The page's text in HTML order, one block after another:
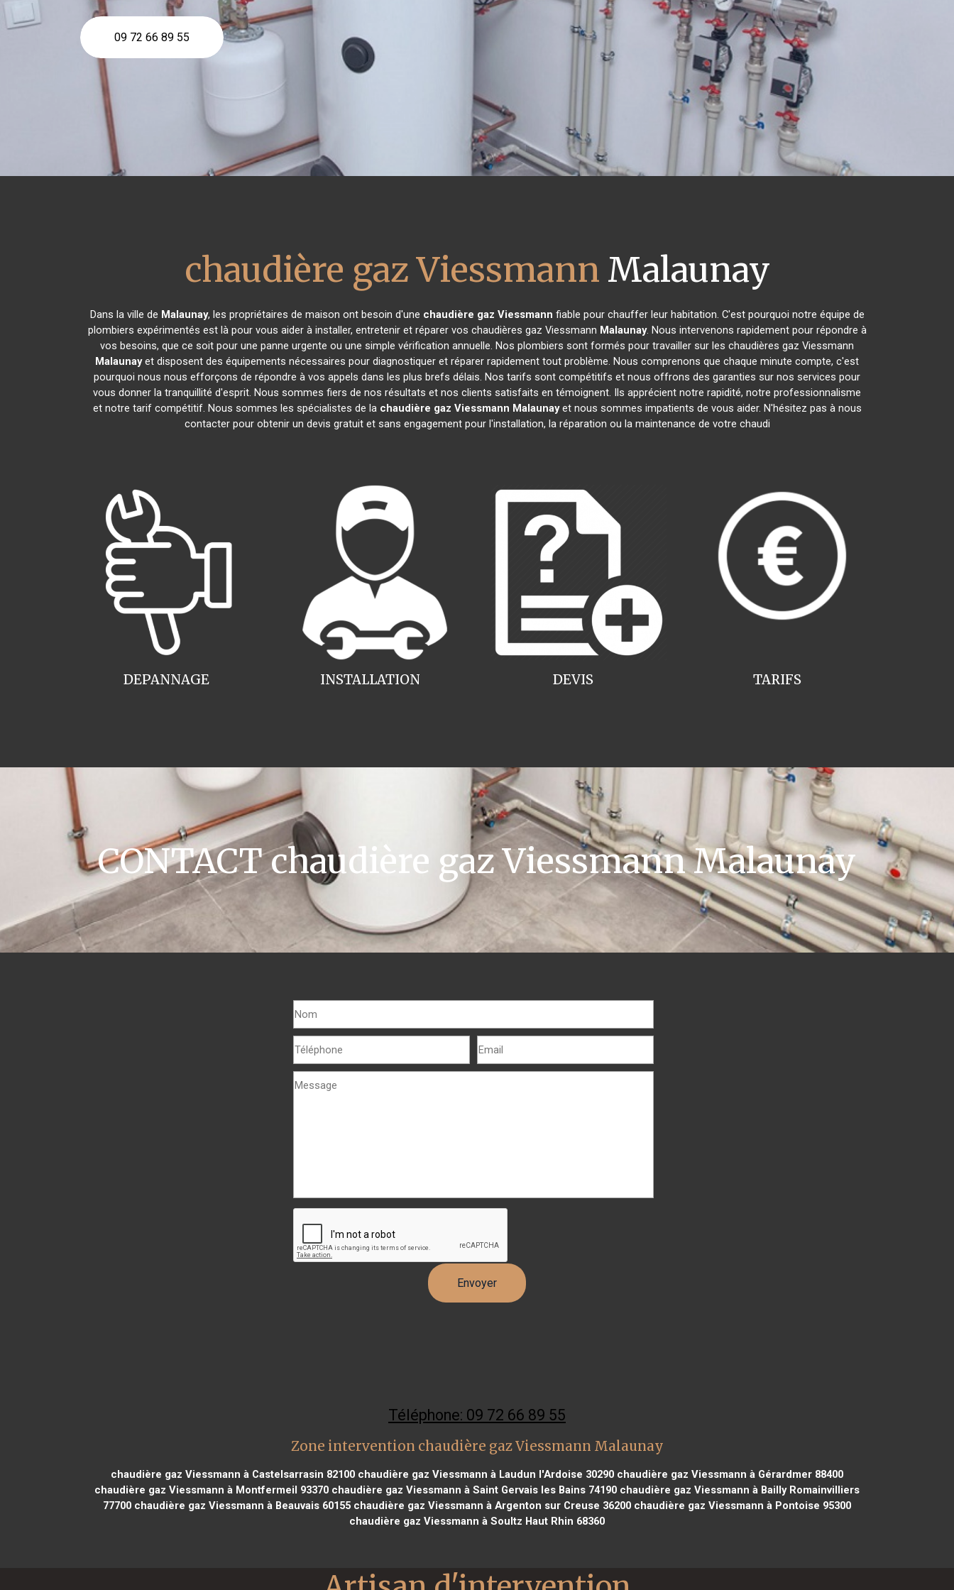
09 72 66 89 55
chaudière gaz Viessmann Malaunay
Dans la ville de Malaunay, les propriétaires de maison ont besoin d'une chaudière gaz Viessmann fiable pour chauffer leur habitation. C'est pourquoi notre équipe de
plombiers expérimentés est là pour vous aider à installer, entretenir et réparer vos chaudières gaz Viessmann Malaunay. Nous intervenons rapidement pour répondre à
vos besoins, que ce soit pour une panne urgente ou une simple vérification annuelle. Nos plombiers sont formés pour travailler sur les chaudières gaz Viessmann
Malaunayet disposent des équipements nécessaires pour diagnostiquer et réparer rapidement tout problème. Nous comprenons que chaque minute compte, c'est
pourquoi nous nous efforçons de répondre à vos appels dans les plus brefs délais. Nos tarifs sont compétitifs et nous offrons des garanties sur nos services pour
vous donner la tranquillité d'esprit. Nous sommes fiers de nos résultats et nos clients satisfaits en témoignent. Ils apprécient notre rapidité, notre professionnalisme
et notre tarif compétitif. Nous sommes les spécialistes de la chaudière gaz Viessmann Malaunayet nous sommes impatients de vous aider. N'hésitez pas à nous
contacter pour obtenir un devis gratuit et sans engagement pour l'installation, la réparation ou la maintenance de votre chaudi
INSTALLATION
DEPANNAGE TARIFS
DEVIS
CONTACT chaudière gaz Viessmann Malaunay
Téléphone: 09 72 66 89 55
Zone intervention chaudière gaz Viessmann Malaunay
chaudière gaz Viessmann à Castelsarrasin 82100 chaudière gaz Viessmann à Laudun l'Ardoise 30290 chaudière gaz Viessmann à Gérardmer 88400
chaudière gaz Viessmann à Montfermeil 93370 chaudière gaz Viessmann à Saint Gervais les Bains 74190 chaudière gaz Viessmann à Bailly Romainvilliers
77700 chaudière gaz Viessmann à Beauvais 60155 chaudière gaz Viessmann à Argenton sur Creuse 36200 chaudière gaz Viessmann à Pontoise 95300
chaudière gaz Viessmann à Soultz Haut Rhin 68360